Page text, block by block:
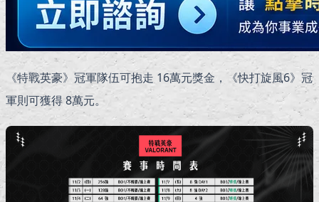
《特戰英豪》冠軍隊伍可抱走 16萬元獎金，《快打旋風6》冠
軍則可獲得 8萬元。